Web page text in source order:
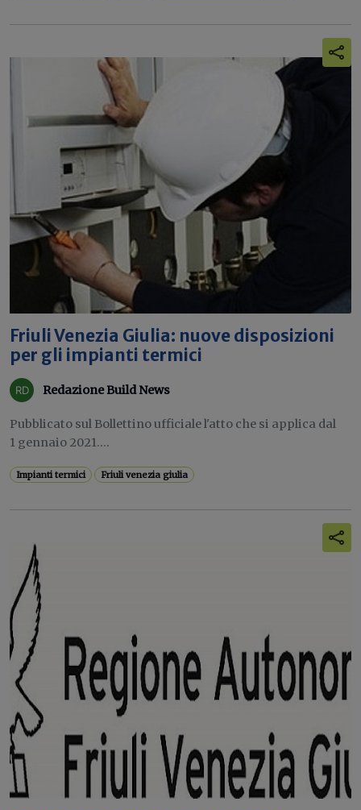
Friuli Venezia Giulia: nuove disposizioni
per gli impianti termici
Redazione Build News
Pubblicato sul Bollettino ufficiale l'atto che si applica dal
1 gennaio 2021....
Impianti termici Friuli venezia giulia